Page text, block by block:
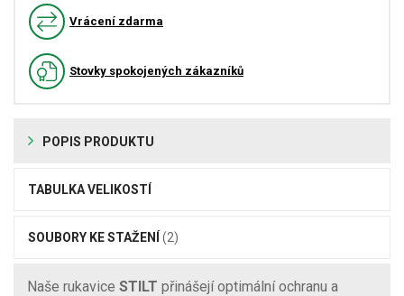
Vrácení zdarma
Stovky spokojených zákazníků
POPIS PRODUKTU
TABULKA VELIKOSTÍ
SOUBORY KE STAŽENÍ (2)
Naše rukavice STILT přinášejí optimální ochranu a